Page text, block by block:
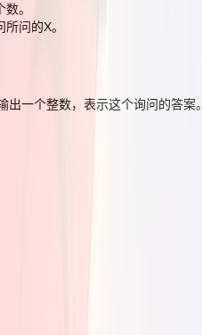
。
问的X。
出一个整数，表示这个询问的答案